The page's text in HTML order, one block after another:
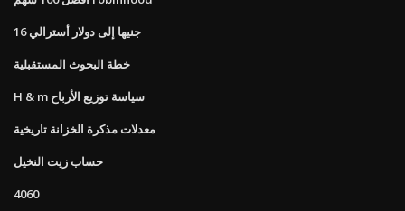
16 جنيها إلى دولار أسترالي
خطة البحوث المستقبلية
H & m سياسة توزيع الأرباح
معدلات مذكرة الخزانة تاريخية
حساب زيت النخيل
4060